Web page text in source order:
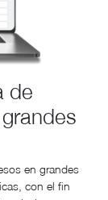
de
en grandes
con el fin